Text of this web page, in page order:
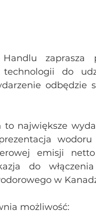
zaprasza
technologii do
odbędzie
to największe
emisji
do
w
możliwość: